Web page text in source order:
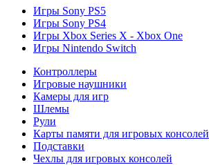
Игры Sony PS5
Игры Sony PS4
Игры Xbox Series X - Xbox One
Игры Nintendo Switch
Контроллеры
Игровые наушники
Камеры для игр
Шлемы
Рули
Карты памяти для игровых консолей
Подставки
Чехлы для игровых консолей